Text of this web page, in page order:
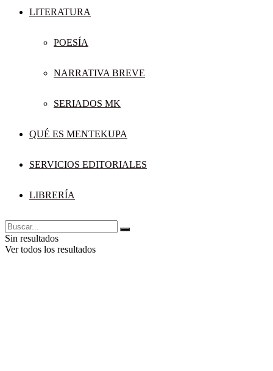
LITERATURA
POESÍA
NARRATIVA BREVE
SERIADOS MK
QUÉ ES MENTEKUPA
SERVICIOS EDITORIALES
LIBRERÍA
Sin resultados
Ver todos los resultados